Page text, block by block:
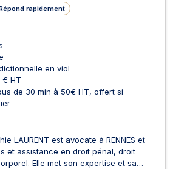
rapidement
en viol
€ HT
de 30 min à 50€ HT, offert si
LAURENT est avocate à RENNES et
et assistance en droit pénal, droit
Elle met son expertise et sa